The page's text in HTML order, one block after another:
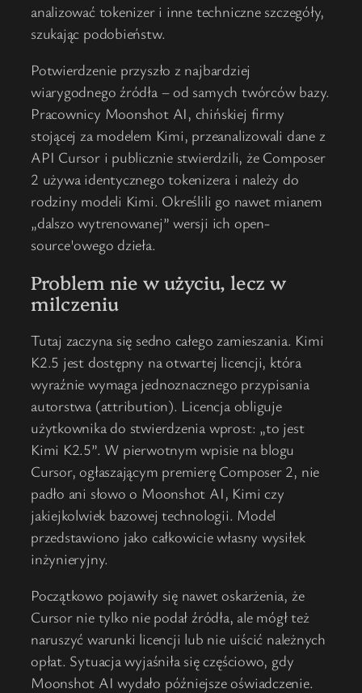
analizować tokenizer i inne techniczne szczegóły,
szukając podobieństw.
Potwierdzenie przyszło z najbardziej
wiarygodnego źródła – od samych twórców bazy.
Pracownicy Moonshot AI, chińskiej firmy
stojącej za modelem Kimi, przeanalizowali dane z
API Cursor i publicznie stwierdzili, że Composer
2 używa identycznego tokenizera i należy do
rodziny modeli Kimi. Określili go nawet mianem
„dalszo wytrenowanej” wersji ich open-
source'owego dzieła.
Problem nie w użyciu, lecz w
milczeniu
Tutaj zaczyna się sedno całego zamieszania. Kimi
K2.5 jest dostępny na otwartej licencji, która
wyraźnie wymaga jednoznacznego przypisania
autorstwa (attribution). Licencja obliguje
użytkownika do stwierdzenia wprost: „to jest
Kimi K2.5”. W pierwotnym wpisie na blogu
Cursor, ogłaszającym premierę Composer 2, nie
padło ani słowo o Moonshot AI, Kimi czy
jakiejkolwiek bazowej technologii. Model
przedstawiono jako całkowicie własny wysiłek
inżynieryjny.
Początkowo pojawiły się nawet oskarżenia, że
Cursor nie tylko nie podał źródła, ale mógł też
naruszyć warunki licencji lub nie uiścić należnych
opłat. Sytuacja wyjaśniła się częściowo, gdy
Moonshot AI wydało późniejsze oświadczenie.